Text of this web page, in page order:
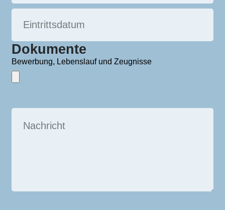
Dokumente
Bewerbung, Lebenslauf und Zeugnisse